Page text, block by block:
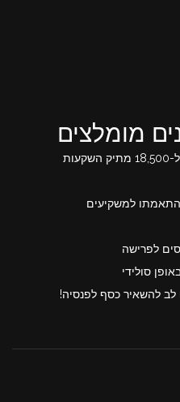
מומלצים
מהכנסה נדל"נית של 5,900 ל-18,500 מתיק השקעות
85/15 ומידת התאמתו למשקיעים
לפרישה
לב להשאיר כסף לפנסיה!